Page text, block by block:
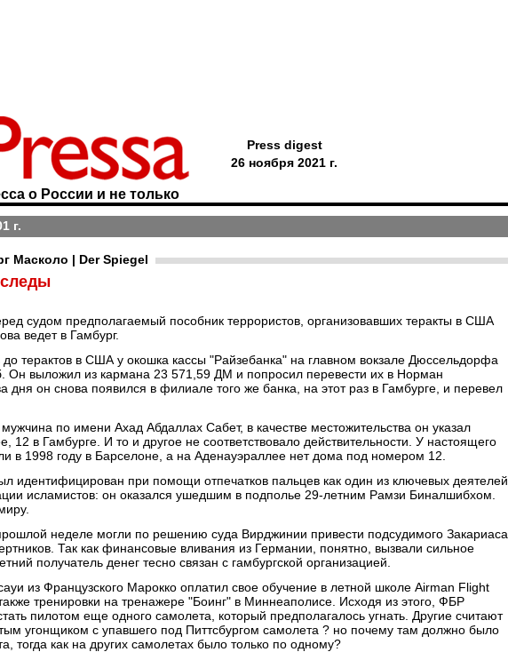
о России и не только
Press digest
26 ноября 2021 г.
г.
Масколо | Der Spiegel
судом предполагаемый пособник террористов, организовавших теракты в США
ведет в Гамбург.
терактов в США у окошка кассы "Райзебанка" на главном вокзале Дюссельдорфа
Он выложил из кармана 23 571,59 ДМ и попросил перевести их в Норман
дня он снова появился в филиале того же банка, на этот раз в Гамбурге, и перевел
по имени Ахад Абдаллах Сабет, в качестве местожительства он указал
12 в Гамбурге. И то и другое не соответствовало действительности. У настоящего
в 1998 году в Барселоне, а на Аденауэраллее нет дома под номером 12.
идентифицирован при помощи отпечатков пальцев как один из ключевых деятелей
исламистов: он оказался ушедшим в подполье 29-летним Рамзи Биналшибхом.
неделе могли по решению суда Вирджинии привести подсудимого Закариаса
Так как финансовые вливания из Германии, понятно, вызвали сильное
получатель денег тесно связан с гамбургской организацией.
из Французского Марокко оплатил свое обучение в летной школе Airman Flight
тренировки на тренажере "Боинг" в Миннеаполисе. Исходя из этого, ФБР
пилотом еще одного самолета, который предполагалось угнать. Другие считают
угонщиком с упавшего под Питтсбургом самолета ? но почему там должно было
тогда как на других самолетах было только по одному?